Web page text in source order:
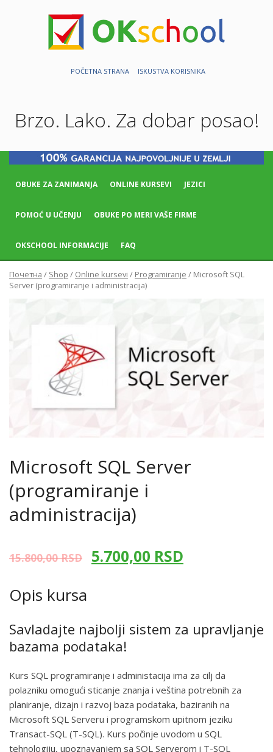
POČETNA STRANA ISKUSTVA KORISNIKA
Brzo. Lako. Za dobar posao!
OBUKE ZA ZANIMANJA ONLINE KURSEVI JEZICI
POMOĆ U UČENJU OBUKE PO MERI VAŠE FIRME
OKSCHOOL INFORMACIJE FAQ
Почетна / Shop / Online kursevi / Programiranje / Microsoft SQL
Server (programiranje i administracija)
Microsoft SQL Server
(programiranje i
administracija)
15.800,00RSD 5.700,00 RSD
Opis kursa
Savladajte najbolji sistem za upravljanje
bazama podataka!
Kurs SQL programiranje i administacija ima za cilj da
polazniku omogući sticanje znanja i veština potrebnih za
planiranje, dizajn i razvoj baza podataka, baziranih na
Microsoft SQL Serveru i programskom upitnom jeziku
Transact-SQL (T-SQL). Kurs počinje uvodom u SQL
tehnologiju, upoznavanjem sa SQL Serverom i T-SQL